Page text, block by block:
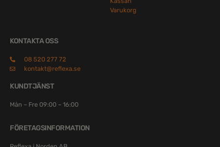
Varukorg
KONTAKTA OSS
08 520 277 72
kontakt@reflexa.se
KUNDTJÄNST
Mån – Fre 09:00 – 16:00
FÖRETAGSINFORMATION